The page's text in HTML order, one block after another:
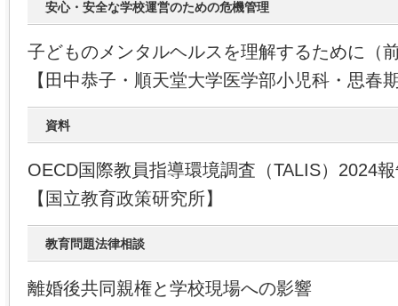
安心・安全な学校運営のための危機管理
子どものメンタルヘルスを理解するために（
【田中恭子・順天堂大学医学部小児科・思
資料
OECD国際教員指導環境調査（TALIS）2024
【国立教育政策研究所】
教育問題法律相談
離婚後共同親権と学校現場への影響